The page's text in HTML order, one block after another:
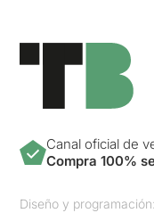
Canal oficial de
Compra 100%
Diseño y programación: